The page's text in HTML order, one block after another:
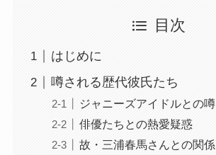
目次
はじめに
噂される歴代彼氏たち
ジャニーズアイドルとの噂
俳優たちとの熱愛疑惑
故・三浦春馬さんとの関係